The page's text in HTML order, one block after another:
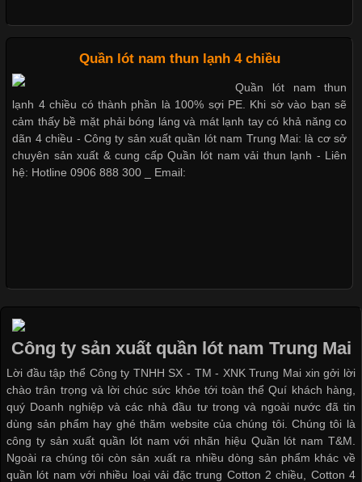
Trong những năm gần đây, vải Bamboo đang trở thành một
trong những chất liệu được yêu thích trong ngành thời trang
nhờ đặc tính mềm mại, thoáng khí và thân thiện với môi trường.
Không chỉ được ứng dụng trong quần áo thường ngày, loại vải
này còn xuất hiện nhiều trong các sản phẩm đồ lót
Vải thun là một trong những chất liệu được sử dụng rộng rãi
nhất trong ngành thời trang nhờ đặc tính co giãn, mềm mại và
thoải mái khi mặc. Từ áo thun, đồ thể thao cho đến đồ lót nam,
vải thun luôn đóng vai trò quan trọng trong quá trình sản xuất.
Hiện nay, nhu cầu tìm kiếm quần lót nam giá
Bộ sưu tập quần lót nam Boxer TpHCM
Quần lót nam boxer thun lạnh
Nguyên bộ quần lót nam Boxer thun lạnh giá rẻ
Quần lót nam thun lạnh 4 chiều
Quần lót nam thun
lạnh 4 chiều có thành phần là 100% sợi PE. Khi sờ vào bạn sẽ
cảm thấy bề mặt phải bóng láng và mát lạnh tay có khả năng co
dãn 4 chiều - Công ty sản xuất quần lót nam Trung Mai: là cơ sở
chuyên sản xuất & cung cấp Quần lót nam vải thun lạnh - Liên
hệ: Hotline 0906 888 300 _ Email:
Công ty sản xuất quần lót nam Trung Mai
Lời đầu tập thể Công ty TNHH SX - TM - XNK Trung Mai xin gởi lời
chào trân trọng và lời chúc sức khỏe tới toàn thể Quí khách hàng,
quý Doanh nghiệp và các nhà đầu tư trong và ngoài nước đã tin
dùng sản phẩm hay ghé thăm website của chúng tôi. Chúng tôi là
công ty sản xuất quần lót nam với nhãn hiệu Quần lót nam T&M.
Ngoài ra chúng tôi còn sản xuất ra nhiều dòng sản phẩm khác về
quần lót nam với nhiều loại vải đặc trung Cotton 2 chiều, Cotton 4